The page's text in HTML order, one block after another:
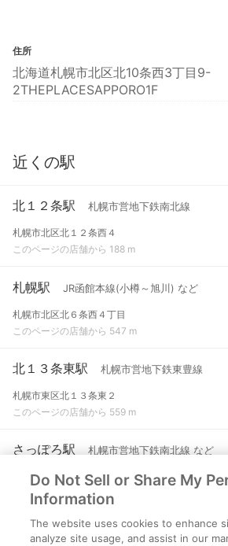
住所
北海道札幌市北区北10条西3丁目9-
2THEPLACESAPPORO1F
近くの駅
北１２条駅 札幌市営地下鉄南北線
札幌市北区北１２条西４
このページの店舗から 188 m
札幌駅 JR函館本線(小樽～旭川) など
札幌市北区北６条西４丁目
このページの店舗から 547 m
北１３条東駅 札幌市営地下鉄東豊線
札幌市東区北１３条東２
このページの店舗から 559 m
さっぽろ駅 札幌市営地下鉄南北線 など
札幌市中央区北４条西４
このページの店舗から 792 m
北１８条駅 札幌市営地下鉄南北線
Do Not Sell or Share My
Information
The website uses cookies to enhance
analyze site usage, and assist in our